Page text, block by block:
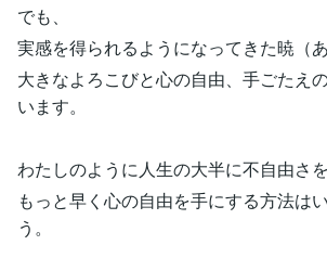
でも、
実感を得られるようになってきた暁（
大きなよろこびと心の自由、手ごたえ
います。
わたしのように人生の大半に不自由さを
もっと早く心の自由を手にする方法は
う。